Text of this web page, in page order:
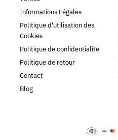
Informations Légales
Politique d'utilisation des
Cookies
Politique de confidentialité
Politique de retour
Contact
Blog